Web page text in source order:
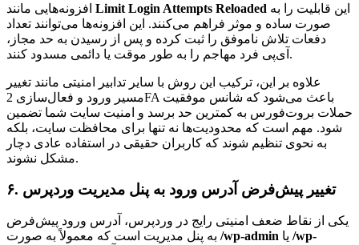
Limit Login Attempts Reloaded
صورت ساده و موثر فراهم می‌کنند. این افزونه‌ها می‌توانند تعداد
دفعات تلاش ناموفق را ثبت کرده و پس از رسیدن به حد مجاز،
آی‌پی فرد مهاجم را به طور موقت یا دائمی مسدود کنند.
علاوه بر این، ترکیب این روش با سایر تدابیر امنیتی مانند تغییر
مسیر ورود و فعال‌سازی 2FA باعث می‌شود که شانس موفقیت
حملات بروت‌فورس به کمترین حد برسد و امنیت سایت شما تضمین
شود. مهم است که محدودیت‌ها نه تنها برای محافظت سایت، بلکه
به نحوی تنظیم شوند که کاربران حقیقی در استفاده عادی دچار
مشکل نشوند.
۶. تغییر پیش‌فرض آدرس ورود به پنل مدیریت وردپرس
یکی از نقاط ضعف امنیتی رایج در وردپرس، آدرس ورود پیش‌فرض
/wp-admin
/wp-